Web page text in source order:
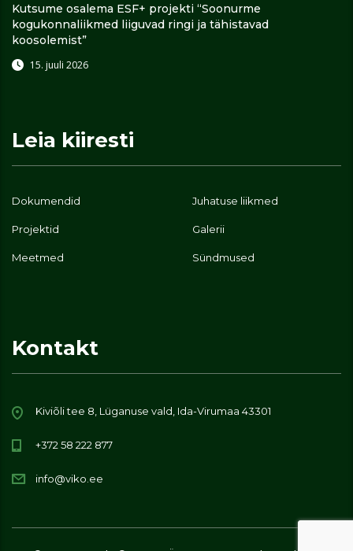
Kutsume osalema ESF+ projekti “Soonurme
kogukonnaliikmed liiguvad ringi ja tähistavad
koosolemist”
15. juuli 2026
Leia kiiresti
Dokumendid Juhatuse liikmed
Projektid Galerii
Meetmed Sündmused
Kontakt
Kiviõli tee 8, Lüganuse vald, Ida-Virumaa 43301
+372 58 222 877
info@viko.ee